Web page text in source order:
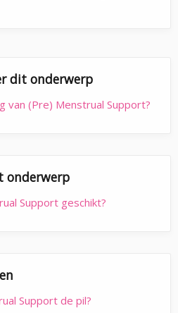
dit onderwerp
van (Pre) Menstrual Support?
onderwerp
Support geschikt?
Support de pil?